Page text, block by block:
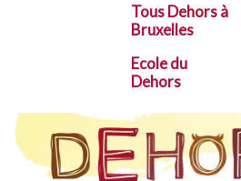
Tous Dehors à
Bruxelles
Ecole du
Dehors